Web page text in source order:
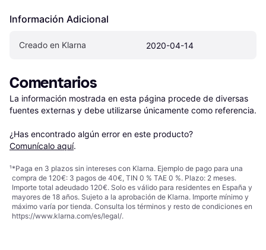
Información Adicional
Creado en Klarna 2020-04-14
Comentarios
La información mostrada en esta página procede de diversas
fuentes externas y debe utilizarse únicamente como referencia.
¿Has encontrado algún error en este producto?
Comunícalo aquí.
¹*Paga en 3 plazos sin intereses con Klarna. Ejemplo de pago para una
compra de 120€: 3 pagos de 40€, TIN 0 % TAE 0 %. Plazo: 2 meses.
Importe total adeudado 120€. Solo es válido para residentes en España y
mayores de 18 años. Sujeto a la aprobación de Klarna. Importe mínimo y
máximo varía por tienda. Consulta los términos y resto de condiciones en
https://www.klarna.com/es/legal/.